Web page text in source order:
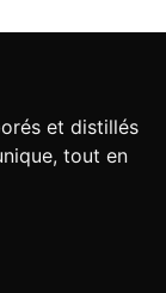
et distillés
tout en